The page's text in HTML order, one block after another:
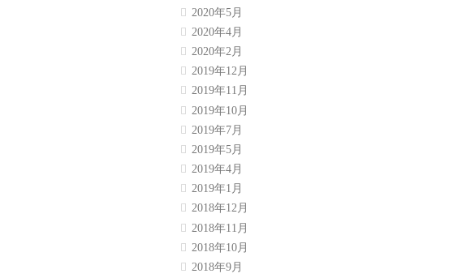
2020年5月
2020年4月
2020年2月
2019年12月
2019年11月
2019年10月
2019年7月
2019年5月
2019年4月
2019年1月
2018年12月
2018年11月
2018年10月
2018年9月